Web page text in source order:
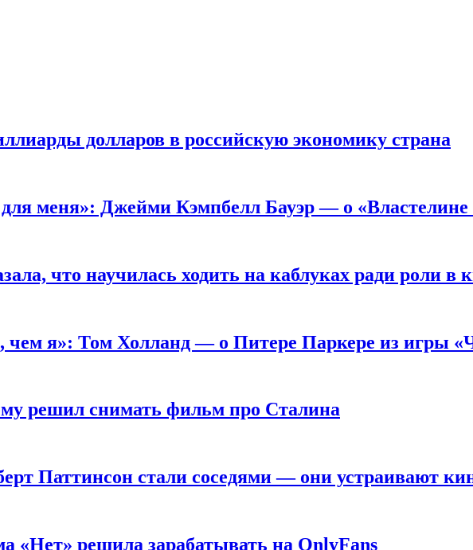
долларов в российскую экономику страна
меня»: Джейми Кэмпбелл Бауэр — о «Властелине
что научилась ходить на каблуках ради роли в
чем я»: Том Холланд — о Питере Паркере из игры
решил снимать фильм про Сталина
Паттинсон стали соседями — они устраивают
«Нет» решила зарабатывать на OnlyFans